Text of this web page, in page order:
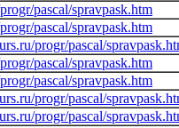
pascal/spravpask.htm
pascal/spravpask.htm
progr/pascal/
pascal/spravpask.htm
pascal/spravpask.htm
progr/pascal/
progr/pascal/